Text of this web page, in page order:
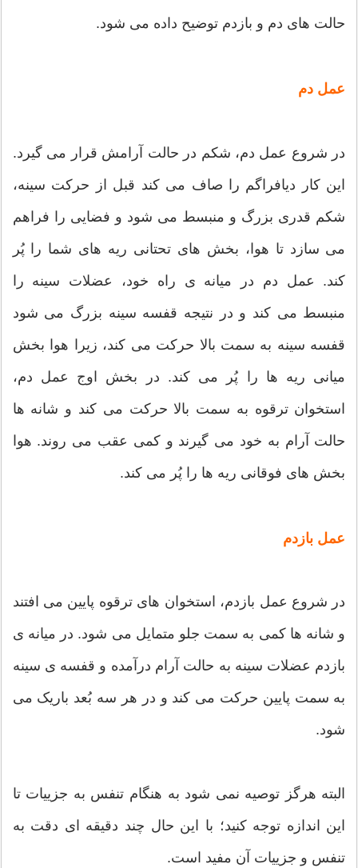
حالت های دم و بازدم توضیح داده می شود.
عمل دم
در شروع عمل دم، شکم در حالت آرامش قرار می گیرد.
این کار دیافراگم را صاف می کند قبل از حرکت سینه،
شکم قدری بزرگ و منبسط می شود و فضایی را فراهم
می سازد تا هوا، بخش های تحتانی ریه های شما را پُر
کند. عمل دم در میانه ی راه خود، عضلات سینه را
منبسط می کند و در نتیجه قفسه سینه بزرگ می شود
قفسه سینه به سمت بالا حرکت می کند، زیرا هوا بخش
میانی ریه ها را پُر می کند. در بخش اوج عمل دم،
استخوان ترقوه به سمت بالا حرکت می کند و شانه ها
حالت آرام به خود می گیرند و کمی عقب می روند. هوا
بخش های فوقانی ریه ها را پُر می کند.
عمل بازدم
در شروع عمل بازدم، استخوان های ترقوه پایین می افتند
و شانه ها کمی به سمت جلو متمایل می شود. در میانه ی
بازدم عضلات سینه به حالت آرام درآمده و قفسه ی سینه
به سمت پایین حرکت می کند و در هر سه بُعد باریک می
شود.
البته هرگز توصیه نمی شود به هنگام تنفس به جزییات تا
این اندازه توجه کنید؛ با این حال چند دقیقه ای دقت به
تنفس و جزییات آن مفید است.